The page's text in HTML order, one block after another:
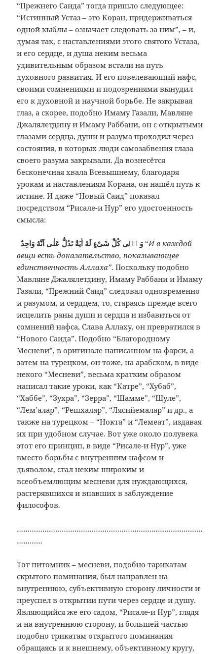
“Прежнего Саида” тогда пришло следующее:
“Истинный Устаз – это Коран, придерживаться
одной кыблы ‒ означает следовать за ним”, – и,
думая так, с наставлениями этого святого Устаза,
и его сердце, и душа неким весьма
удивительным образом встали на путь
духовного развития. И его повелевающий нафс,
своими сомнениями и подозрениями вынудил
его к духовной и научной борьбе. Не закрывая
глаз, а скорее, подобно Имаму Газали, Мавляне
Джалялетдину и Имаму Раббани, он с открытыми
глазами сердца, души и разума проходил через
состояния, в которых люди самозабвения глаза
своего разума закрывали. Да вознесётся
бесконечная хвала Всевышнему, благодаря
урокам и наставлениям Корана, он нашёл путь к
истине. И даже “Новый Саид” показал
посредством “Рисале-и Нур” его удостоенность
смысла:
“И в каждой
вещи есть доказательство, показывающее
единственность Аллаха”. Поскольку подобно
Мавляне Джалялетдину, Имаму Раббани и Имаму
Газали, “Прежний Саид” следовал одновременно
и разумом, и сердцем, то, стараясь прежде всего
исцелить раны души и сердца и избавиться от
сомнений нафса, Слава Аллаху, он превратился в
“Нового Саида”. Подобно “Благородному
Месневи”, в оригинале написанном на фарси, а
затем на турецком, он тоже, на арабском, в виде
некого “Месневи”, весьма кратким образом
написал такие уроки, как “Катре”, “Хубаб”,
“Хаббе”, “Зухра”, “Зерра”, “Шамме”, “Шуле”,
“Лем’алар”, “Решхалар”, “Лясийемалар” и др., а
также на турецком – “Нокта” и “Лемеат”, издавая
их при удобном случае. Вот уже около полувека
этот его принцип, в виде “Рисале-и Нур”, уже
вместо борьбы с внутренним нафсом и
дьяволом, стал неким широким и
всеобъемлющим месневи для нуждающихся,
растерявшихся и впавших в заблуждение
философов.
……………………………………………………………………………
…………
Тот питомник – месневи, подобно тарикатам
скрытого поминания, был направлен на
внутреннюю, субъективную сторону личности и
преуспел в открытии пути через сердце и душу.
Являющийся же его садом, “Рисале-и Нур”, глядя
и на внутреннюю сторону, и большей частью
подобно трикатам открытого поминания
обращаясь и к внешнему, объективному кругу,